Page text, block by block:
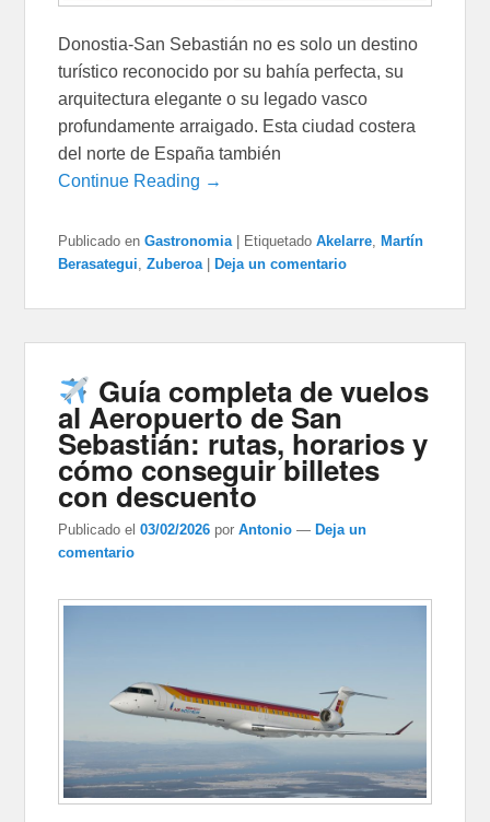
Donostia-San Sebastián no es solo un destino
turístico reconocido por su bahía perfecta, su
arquitectura elegante o su legado vasco
profundamente arraigado. Esta ciudad costera
del norte de España también
Continue Reading →
Publicado en Gastronomia Etiquetado Akelarre, Martín
Berasategui,Zuberoa Deja un comentario
Guía completa de vuelos
al Aeropuerto de San
Sebastián: rutas, horarios y
cómo conseguir billetes
con descuento
Publicado el 03/02/2026 porAntonio — Deja un
comentario